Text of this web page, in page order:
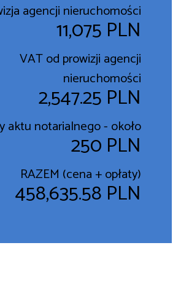
agencji nieruchomości
11,075 PLN
VAT od prowizji agencji
nieruchomości
2,547.25 PLN
aktu notarialnego - około
250 PLN
RAZEM (cena + opłaty)
458,635.58 PLN